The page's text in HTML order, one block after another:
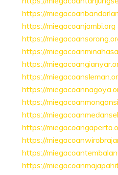
https://
https://miegacoanjambi.org
https://
https://
https://
https://
https://
https://
https://
https://
https://
https://
https://